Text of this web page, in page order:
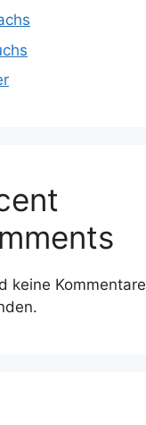
keine Kommentare